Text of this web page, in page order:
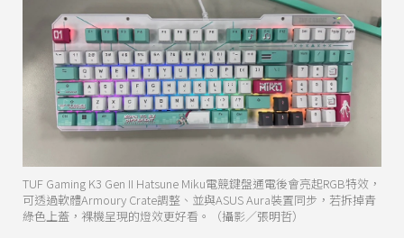
TUF Gaming K3 Gen II Hatsune Miku電競鍵盤通電後會亮起RGB特效，
可透過軟體Armoury Crate調整、並與ASUS Aura裝置同步，若拆掉青
綠色上蓋，裸機呈現的燈效更好看。（攝影／張明哲）